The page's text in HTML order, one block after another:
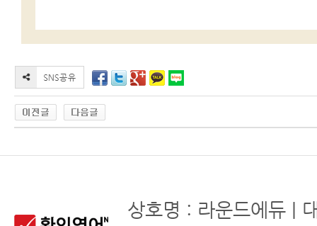
상호명 : 라운드에듀 |